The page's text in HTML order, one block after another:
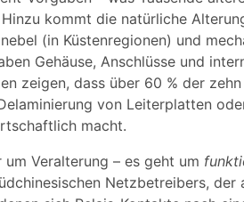
kommt die natürliche
(in Küstenregionen) und
Gehäuse, Anschlüsse und
zeigen, dass über 60 % der
von Leiterplatten
macht.
um Veralterung – es geht um
Netzbetreibers, der